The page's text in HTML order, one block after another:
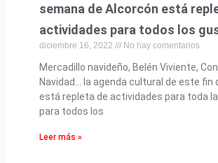
semana de Alcorcón está
actividades para todos los
diciembre 16, 2022 No hay comentarios
Mercadillo navideño, Belén Viviente,
Navidad… la agenda cultural de este fin
está repleta de actividades para toda
para todos los
Leer más »